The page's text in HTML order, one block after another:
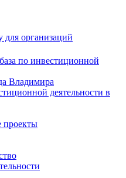
организаций
по инвестиционной
Владимира
деятельности в
проекты